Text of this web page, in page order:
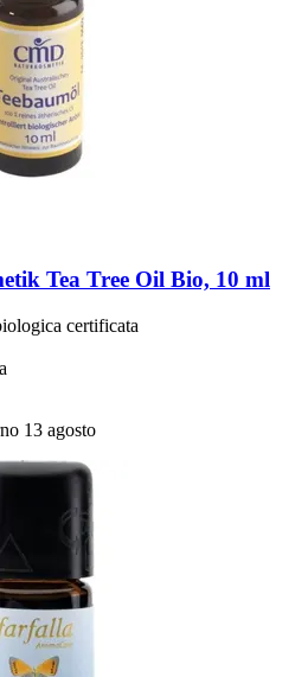
Tea Tree Oil Bio, 10 ml
certificata
13 agosto